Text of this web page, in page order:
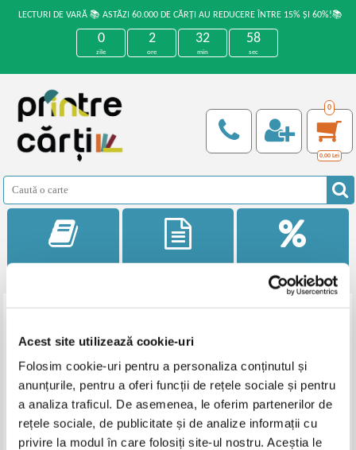
Acest site utilizează cookie-uri
Folosim cookie-uri pentru a personaliza conținutul și
anunțurile, pentru a oferi funcții de rețele sociale și pentru
a analiza traficul. De asemenea, le oferim partenerilor de
rețele sociale, de publicitate și de analize informații cu
privire la modul în care folosiți site-ul nostru. Aceștia le
LECTURI DE VARĂ 📚 ASTĂZI 60.000 DE CĂRȚI AU REDUCERE ÎNTRE 15% ȘI 60%!📚
0
zile
2
ore
32
min
58
sec
0
0,00 Lei
Carti Alban G. Widgery